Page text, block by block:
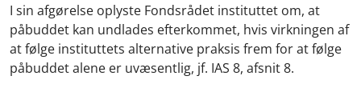
I sin afgørelse oplyste Fondsrådet instituttet om, at
påbuddet kan undlades efterkommet, hvis virkningen af
at følge instituttets alternative praksis frem for at følge
påbuddet alene er uvæsentlig, jf. IAS 8, afsnit 8.